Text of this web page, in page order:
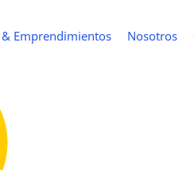
Emprendimientos Nosotros